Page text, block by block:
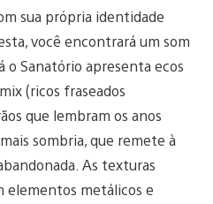
sua própria identidade
você encontrará um som
o Sanatório apresenta ecos
(ricos fraseados
que lembram os anos
sombria, que remete à
As texturas
elementos metálicos e